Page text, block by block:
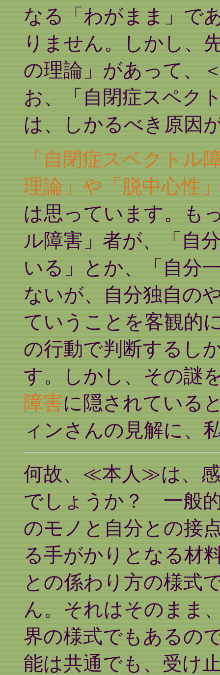
なる「わがまま」で
りません。しかし、
の理論」があって、
お、「自閉症スペク
は、しかるべき原因
「自閉症スペクトル
理論」や「脱中心性
は思っています。も
ル障害」者が、「自
いる」とか、「自分
ないが、自分独自の
ていうことを客観的
の行動で判断するし
す。しかし、その謎
障害に隠されている
ィンさんの見解に、
何故、≪本人≫は、
でしょうか？ 一般
のモノと自分との接
る手がかりとなる材
との係わり方の様式
ん。それはそのまま
界の様式でもあるの
能は共通でも、受け